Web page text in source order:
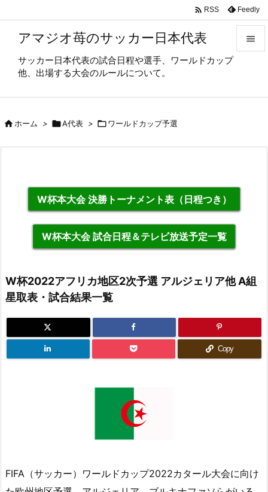
アマジオ苺のサッカー日本代表
サッカー日本代表の試合日程や選手、ワールドカップ
他、出場する大会のルールについて。


 RSS Feedly
ホーム > A代表 > ワールドカップ予選
W杯本大会 決勝トーナメント表（日程つき）
W杯本大会 試合日程＆テレビ放送予定一覧
W杯2022アフリカ地区2次予選 アルジェリア他 A組
星取表・試合結果一覧
Copy
FIFA（サッカー）ワールドカップ2022カタール大会に向け